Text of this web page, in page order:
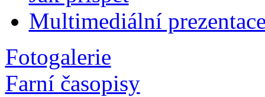
Multimediální
Fotogalerie
Farní časopisy